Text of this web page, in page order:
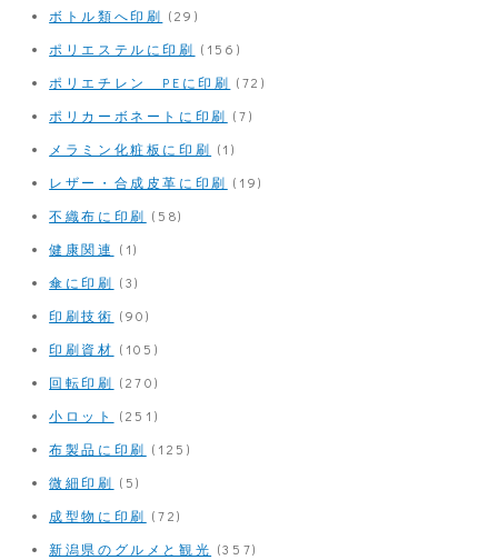
ボトル類へ印刷 (29)
ポリエステルに印刷 (156)
ポリエチレン PEに印刷 (72)
ポリカーボネートに印刷 (7)
メラミン化粧板に印刷 (1)
レザー・合成皮革に印刷 (19)
不織布に印刷 (58)
健康関連 (1)
傘に印刷 (3)
印刷技術 (90)
印刷資材 (105)
回転印刷 (270)
小ロット
(251)
布製品に印刷 (125)
微細印刷 (5)
成型物に印刷 (72)
新潟県のグルメと観光 (357)